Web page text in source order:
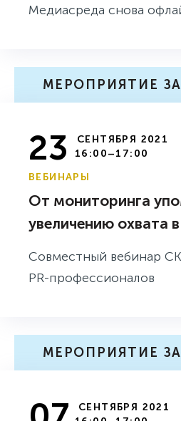
Медиасреда снова
МЕРОПРИЯТИЕ
23
СЕНТЯБРЯ 2021
16:00–17:00
ВЕБИНАРЫ
От мониторинга
увеличению охвата
Совместный вебинар
PR-профессионалов
МЕРОПРИЯТИЕ
СЕНТЯБРЯ 2021